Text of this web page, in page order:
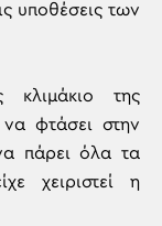
υποθέσεις των
της
να φτάσει στην
πάρει όλα τα
χειριστεί η